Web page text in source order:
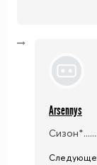
Arsennys